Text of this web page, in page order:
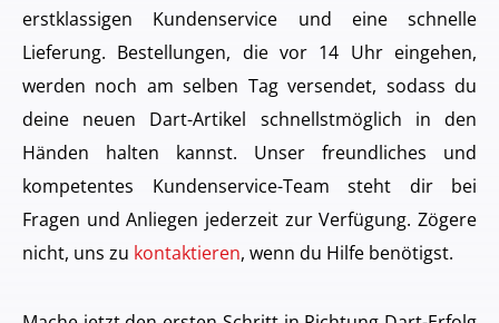
erstklassigen Kundenservice und eine schnelle
Lieferung. Bestellungen, die vor 14 Uhr eingehen,
werden noch am selben Tag versendet, sodass du
deine neuen Dart-Artikel schnellstmöglich in den
Händen halten kannst. Unser freundliches und
kompetentes Kundenservice-Team steht dir bei
Fragen und Anliegen jederzeit zur Verfügung. Zögere
nicht, uns zu kontaktieren, wenn du Hilfe benötigst.